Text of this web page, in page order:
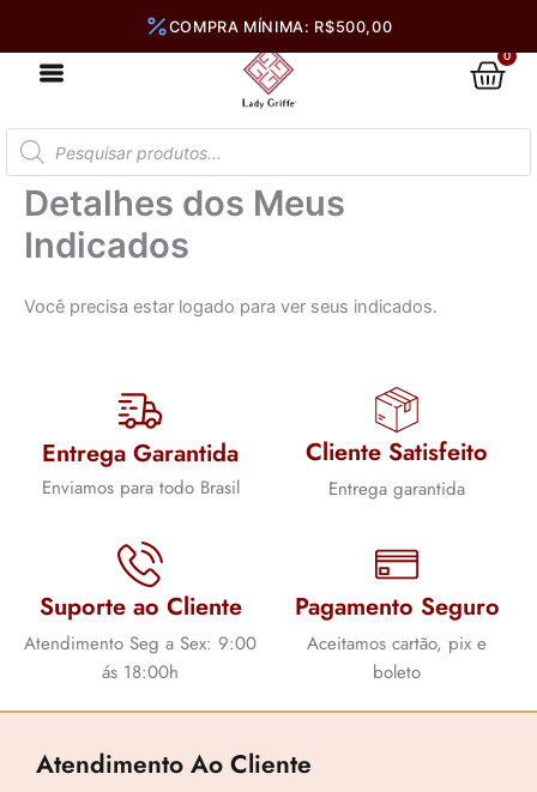
0
Pesquisar
produtos
Detalhes dos Meus
Indicados
Você precisa estar logado para ver seus indicados.
Entrega Garantida
Enviamos para todo Brasil
Cliente Satisfeito
Entrega garantida
Suporte ao Cliente
Atendimento Seg a Sex: 9:00
ás 18:00h
Pagamento Seguro
Aceitamos cartão, pix e
boleto
Atendimento Ao Cliente